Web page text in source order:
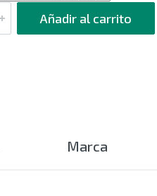
Añadir al carrito
Marca